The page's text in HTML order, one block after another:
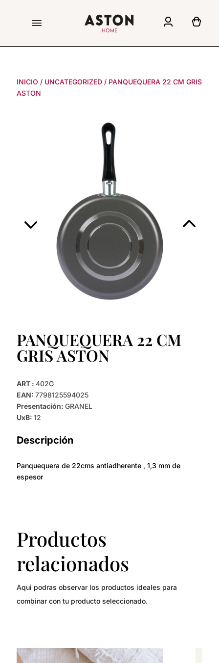
INICIO / UNCATEGORIZED/ PANQUEQUERA 22 CM GRIS
ASTON
PANQUEQUERA 22 CM
GRIS ASTON
ART : 402G
EAN: 7798125594025
Presentación: GRANEL
UxB: 12
Descripción
Panquequera de 22cms antiadherente , 1,3 mm de
espesor
Productos
relacionados
Aqui podras observar los productos ideales para
combinar con tu producto seleccionado.